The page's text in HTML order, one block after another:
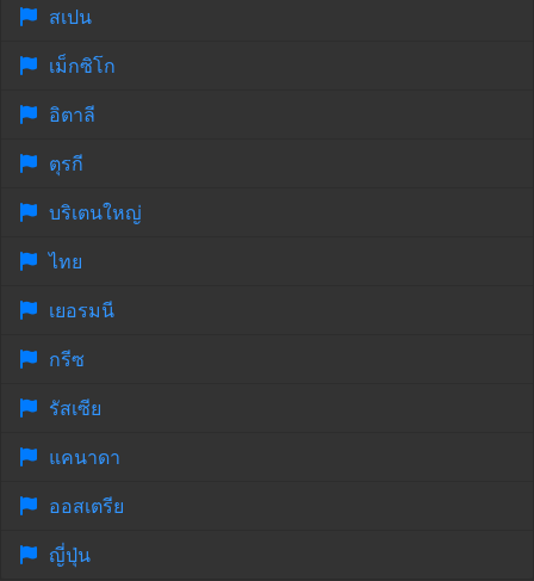
สเปน
เม็กซิโก
อิตาลี
ตุรกี
บริเตนใหญ่
ไทย
เยอรมนี
กรีซ
รัสเซีย
แคนาดา
ออสเตรีย
ญี่ปุ่น